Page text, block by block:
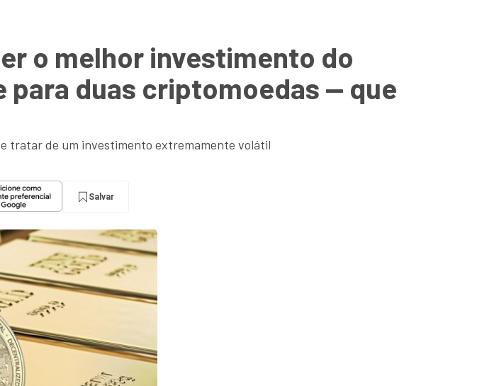
o melhor investimento do
duas criptomoedas — que
tratar de um investimento extremamente volátil
Salvar